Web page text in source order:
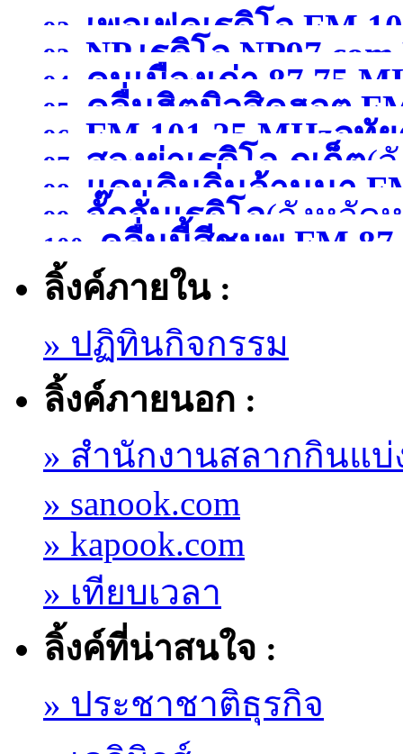
หนองคาย )
92.
เพอเฟคเรดิโอ FM
สระบุรี)
93. NP.เรดิโอ
)
94. คนเมืองเก่า 87.75
95.
คลื่นฮิตมิวสิคฮอต
อุดรธานี )
96. FM 101.25 MHzอุทั
97. สองย่าเรดิโอ ภูเก็ต(
98.
แดนดินถิ่นล้านนา
)
99. จั๊กจั่นเรดิโอ(จังหวัด
100.
คลื่นนี้สีชมพู FM
มหาสารคาม )
ลิ้งค์ภายใน :
» ปฏิทินกิจกรรม
ลิ้งค์ภายนอก :
» สำนักงานสลากกินแบ่
» sanook.com
» kapook.com
» เทียบเวลา
ลิ้งค์ที่น่าสนใจ :
» ประชาชาติธุรกิจ